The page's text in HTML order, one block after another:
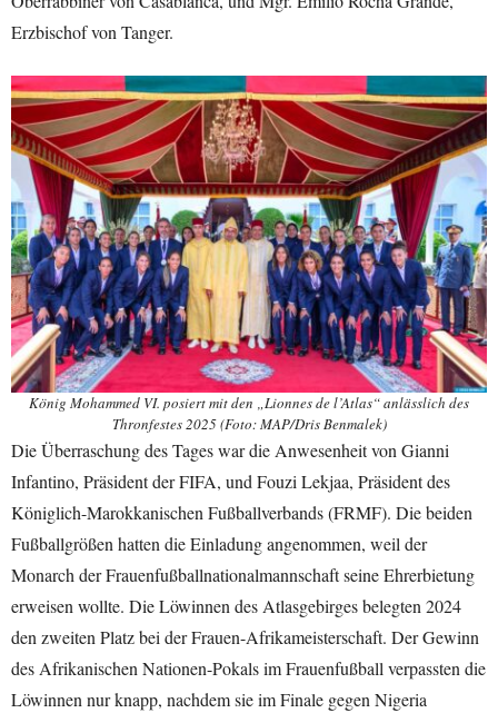
Erzbischof von Tanger.
König Mohammed VI. posiert mit den „Lionnes de l’Atlas“ anlässlich des
Thronfestes 2025 (Foto: MAP/Dris Benmalek)
Die Überraschung des Tages war die Anwesenheit von Gianni
Infantino, Präsident der FIFA, und Fouzi Lekjaa, Präsident des
Königlich-Marokkanischen Fußballverbands (FRMF). Die beiden
Fußballgrößen hatten die Einladung angenommen, weil der
Monarch der Frauenfußballnationalmannschaft seine Ehrerbietung
erweisen wollte. Die Löwinnen des Atlasgebirges belegten 2024
den zweiten Platz bei der Frauen-Afrikameisterschaft. Der Gewinn
des Afrikanischen Nationen-Pokals im Frauenfußball verpassten die
Löwinnen nur knapp, nachdem sie im Finale gegen Nigeria